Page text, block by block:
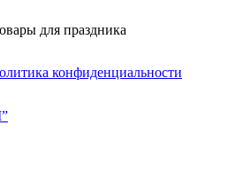
для праздника
конфиденциальности